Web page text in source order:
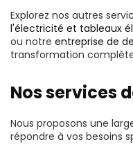
Explorez nos autres
l'électricité et tableaux
ou notre entreprise de
transformation
Nos services
Nous proposons une
répondre à vos besoins